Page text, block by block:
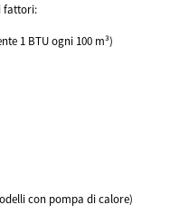
fattori:
1 BTU ogni 100 m³)
con pompa di calore)